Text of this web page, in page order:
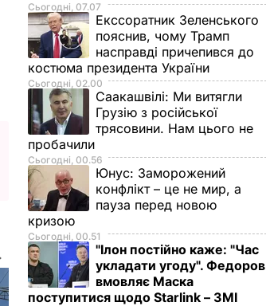
Сьогодні, 07.07
Екссоратник Зеленського
пояснив, чому Трамп
насправді причепився до
костюма президента України
Сьогодні, 02.00
Саакашвілі: Ми витягли
Грузію з російської
трясовини. Нам цього не
пробачили
Сьогодні, 00.56
Юнус: Заморожений
конфлікт – це не мир, а
пауза перед новою
кризою
Сьогодні, 00.51
"Ілон постійно каже: "Час
укладати угоду". Федоров
вмовляє Маска
поступитися щодо Starlink – ЗМІ